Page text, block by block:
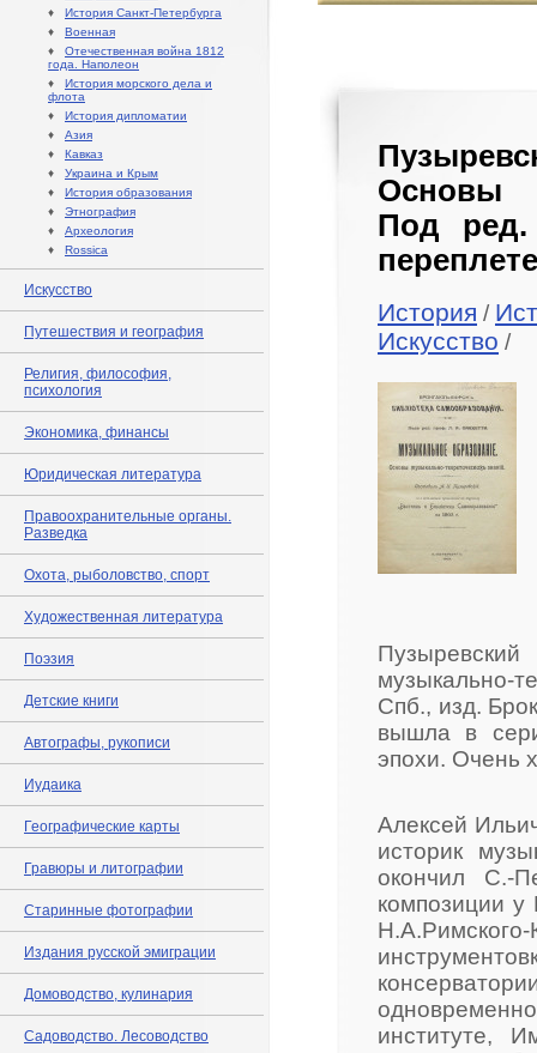
♦ История Санкт-Петербурга
♦ Военная
♦ Отечественная война 1812
года. Наполеон
♦ История морского дела и
флота
♦ История дипломатии
♦ Азия
♦ Кавказ
♦ Украина и Крым
♦ История образования
♦ Этнография
♦ Археология
♦ Rossica
Искусство
Путешествия и география
Религия, философия,
психология
Экономика, финансы
Юридическая литература
Правоохранительные органы.
Разведка
Охота, рыболовство, спорт
Художественная литература
Поэзия
Детские книги
Автографы, рукописи
Иудаика
Географические карты
Гравюры и литографии
Старинные фотографии
Издания русской эмиграции
Домоводство, кулинария
Садоводство. Лесоводство
Основы
Под ред.
История /
Искусство /
музыкально-
Спб., изд.
вышла в
эпохи. Очень
Алексей
историк
окончил С.-
композиции у
институте,